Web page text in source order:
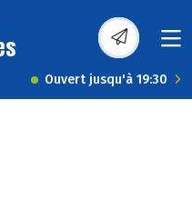
Ouvert jusqu'à 19:30